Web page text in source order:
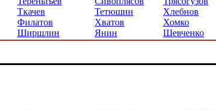
Ткачев
Филатов
Ширшлин
Тетюшин
Хватов
Янин
Хлебнов
Хомко
Шевченко